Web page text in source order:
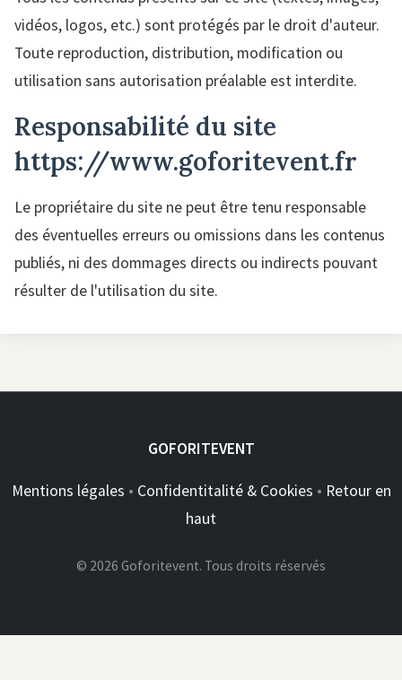
vidéos, logos, etc.) sont protégés par le droit d'auteur.
Toute reproduction, distribution, modification ou
utilisation sans autorisation préalable est interdite.
Responsabilité du site
https://www.goforitevent.fr
Le propriétaire du site ne peut être tenu responsable
des éventuelles erreurs ou omissions dans les contenus
publiés, ni des dommages directs ou indirects pouvant
résulter de l'utilisation du site.
GOFORITEVENT
Mentions légales • Confidentitalité & Cookies • Retour en
haut
© 2026 Goforitevent. Tous droits réservés